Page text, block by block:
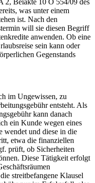
2, Beiakte 10 O 554/09 des
was unter einem
ist. Nach den
will sie diesen Begriff
anwenden. Ob eine
sein kann oder
Gegenstands
im Ungewissen, zu
entsteht. Als
kann danach
ein Kunde wegen eines
wendet und diese in die
etwa die finanziellen
prüft, ob Sicherheiten
Diese Tätigkeit erfolgt
streitbefangene Klausel